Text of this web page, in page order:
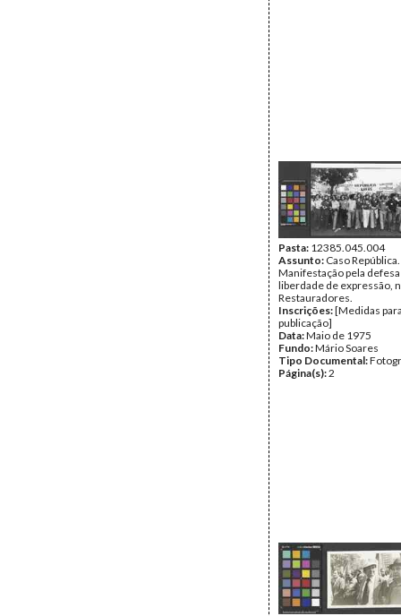
Pasta: 12385.045.004
Assunto: Caso República.
Manifestação pela defesa
liberdade de expressão,
Restauradores.
Inscrições:[Medidas
publicação]
Data:Maio de 1975
Fundo:Mário Soares
Tipo Documental:
Página(s):2